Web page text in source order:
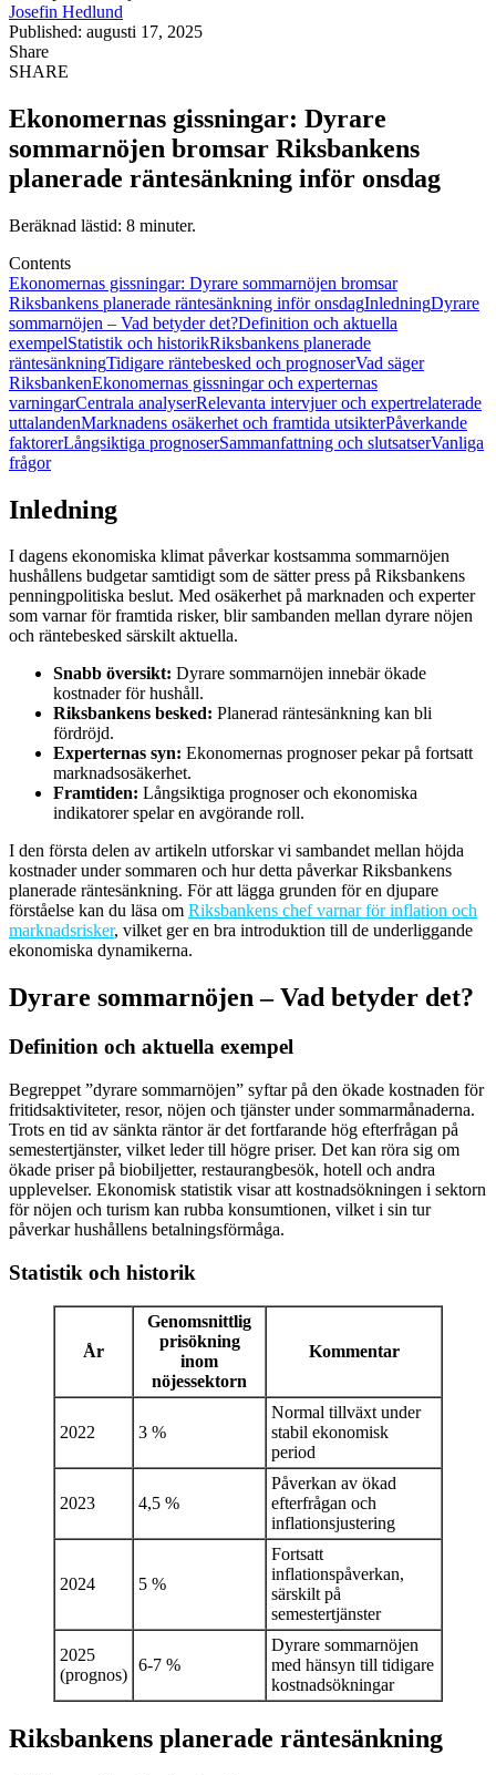
Josefin Hedlund
Published: augusti 17, 2025
Share
SHARE
Ekonomernas gissningar: Dyrare
sommarnöjen bromsar Riksbankens
planerade räntesänkning inför onsdag
Beräknad lästid: 8 minuter.
Contents
Ekonomernas gissningar: Dyrare sommarnöjen bromsar
Riksbankens planerade räntesänkning inför onsdagInledningDyrare
sommarnöjen – Vad betyder det?Definition och aktuella
exempelStatistik och historikRiksbankens planerade
räntesänkningTidigare räntebesked och prognoserVad säger
RiksbankenEkonomernas gissningar och experternas
varningarCentrala analyserRelevanta intervjuer och expertrelaterade
uttalandenMarknadens osäkerhet och framtida utsikterPåverkande
faktorerLångsiktiga prognoserSammanfattning och slutsatserVanliga
frågor
Inledning
I dagens ekonomiska klimat påverkar kostsamma sommarnöjen
hushållens budgetar samtidigt som de sätter press på Riksbankens
penningpolitiska beslut. Med osäkerhet på marknaden och experter
som varnar för framtida risker, blir sambanden mellan dyrare nöjen
och räntebesked särskilt aktuella.
Snabb översikt: Dyrare sommarnöjen innebär ökade
kostnader för hushåll.
Riksbankens besked: Planerad räntesänkning kan bli
fördröjd.
Experternas syn: Ekonomernas prognoser pekar på fortsatt
marknadsosäkerhet.
Framtiden: Långsiktiga prognoser och ekonomiska
indikatorer spelar en avgörande roll.
I den första delen av artikeln utforskar vi sambandet mellan höjda
kostnader under sommaren och hur detta påverkar Riksbankens
planerade räntesänkning. För att lägga grunden för en djupare
förståelse kan du läsa om Riksbankens chef varnar för inflation och
marknadsrisker, vilket ger en bra introduktion till de underliggande
ekonomiska dynamikerna.
Dyrare sommarnöjen – Vad betyder det?
Definition och aktuella exempel
Begreppet ”dyrare sommarnöjen” syftar på den ökade kostnaden för
fritidsaktiviteter, resor, nöjen och tjänster under sommarmånaderna.
Trots en tid av sänkta räntor är det fortfarande hög efterfrågan på
semestertjänster, vilket leder till högre priser. Det kan röra sig om
ökade priser på biobiljetter, restaurangbesök, hotell och andra
upplevelser. Ekonomisk statistik visar att kostnadsökningen i sektorn
för nöjen och turism kan rubba konsumtionen, vilket i sin tur
påverkar hushållens betalningsförmåga.
Statistik och historik
År
Genomsnittlig
prisökning
inom
nöjessektorn
Kommentar
2022 3 %
Normal tillväxt under
stabil ekonomisk
period
2023 4,5 %
Påverkan av ökad
efterfrågan och
inflationsjustering
2024 5 %
Fortsatt
inflationspåverkan,
särskilt på
semestertjänster
2025
(prognos)
6-7 %
Dyrare sommarnöjen
med hänsyn till tidigare
kostnadsökningar
Riksbankens planerade räntesänkning